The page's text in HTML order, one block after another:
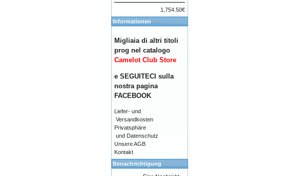
1,754.50€
Informationen
Migliaia di altri titoli
prog nel catalogo
Camelot Club Store
e SEGUITECI sulla
nostra pagina
FACEBOOK
Liefer- und
Versandkosten
Privatsphäre
und Datenschutz
Unsere AGB
Kontakt
Benachrichtigung